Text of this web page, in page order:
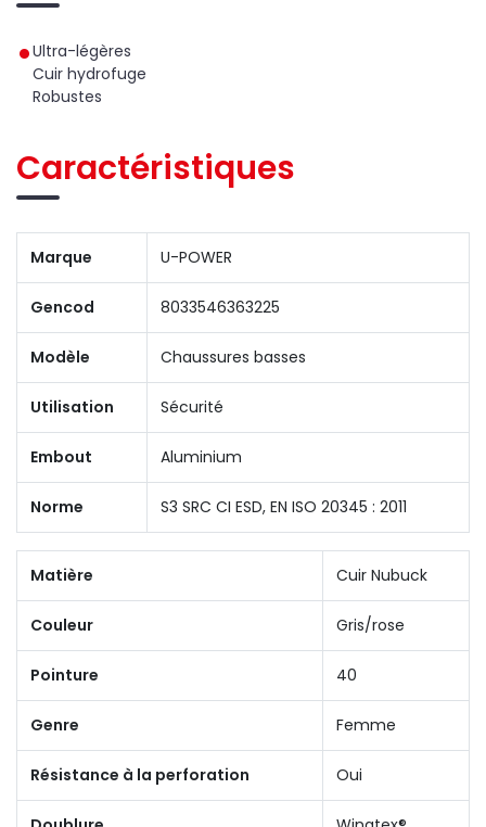
Ultra-légères
Cuir hydrofuge
Robustes
Caractéristiques
Marque U-POWER
Gencod 8033546363225
Modèle Chaussures basses
Utilisation Sécurité
Embout Aluminium
Norme S3 SRC CI ESD, EN ISO 20345 : 2011
Matière Cuir Nubuck
Couleur Gris/rose
Pointure 40
Genre Femme
Résistance à la perforation Oui